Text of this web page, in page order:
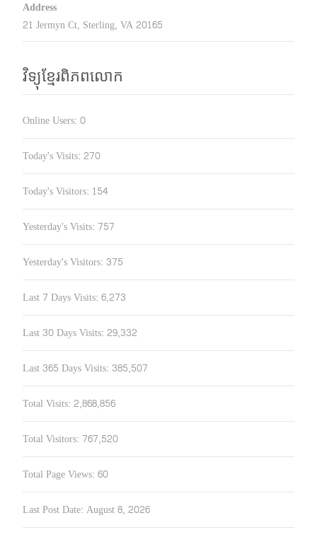
Address
21 Jermyn Ct, Sterling, VA 20165
វិទ្យុខ្មែរពិភពលោក
Online Users: 0
Today's Visits: 270
Today's Visitors: 154
Yesterday's Visits: 757
Yesterday's Visitors: 375
Last 7 Days Visits: 6,273
Last 30 Days Visits: 29,332
Last 365 Days Visits: 385,507
Total Visits: 2,868,856
Total Visitors: 767,520
Total Page Views: 60
Last Post Date: August 8, 2026